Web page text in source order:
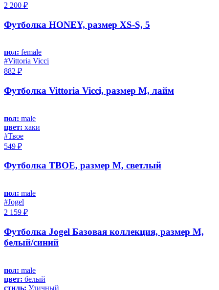
2 200 ₽
Футболка HONEY, размер XS-S, 5
пол: female
#Vittoria Vicci
882 ₽
Футболка Vittoria Vicci, размер M, лайм
пол: male
цвет: хаки
#Твое
549 ₽
Футболка ТВОЕ, размер M, светлый
пол: male
#Jоgel
2 159 ₽
Футболка Jogel Базовая коллекция, размер M,
белый/синий
пол: male
цвет: белый
стиль: Уличный